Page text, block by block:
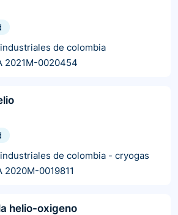
de colombia
2021M-0020454
de colombia - cryogas
2020M-0019811
helio-oxigeno